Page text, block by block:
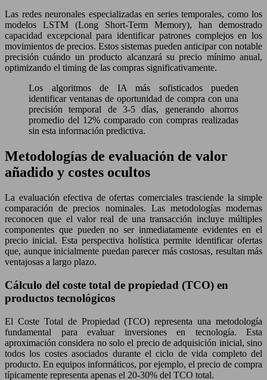
Las redes neuronales especializadas en series temporales, como los
modelos LSTM (Long Short-Term Memory), han demostrado
capacidad excepcional para identificar patrones complejos en los
movimientos de precios. Estos sistemas pueden anticipar con notable
precisión cuándo un producto alcanzará su precio mínimo anual,
optimizando el timing de las compras significativamente.
Los algoritmos de IA más sofisticados pueden
identificar ventanas de oportunidad de compra con una
precisión temporal de 3-5 días, generando ahorros
promedio del 12% comparado con compras realizadas
sin esta información predictiva.
Metodologías de evaluación de valor
añadido y costes ocultos
La evaluación efectiva de ofertas comerciales trasciende la simple
comparación de precios nominales. Las metodologías modernas
reconocen que el valor real de una transacción incluye múltiples
componentes que pueden no ser inmediatamente evidentes en el
precio inicial. Esta perspectiva holística permite identificar ofertas
que, aunque inicialmente puedan parecer más costosas, resultan más
ventajosas a largo plazo.
Cálculo del coste total de propiedad (TCO) en
productos tecnológicos
El Coste Total de Propiedad (TCO) representa una metodología
fundamental para evaluar inversiones en tecnología. Esta
aproximación considera no solo el precio de adquisición inicial, sino
todos los costes asociados durante el ciclo de vida completo del
producto. En equipos informáticos, por ejemplo, el precio de compra
típicamente representa apenas el 20-30% del TCO total.